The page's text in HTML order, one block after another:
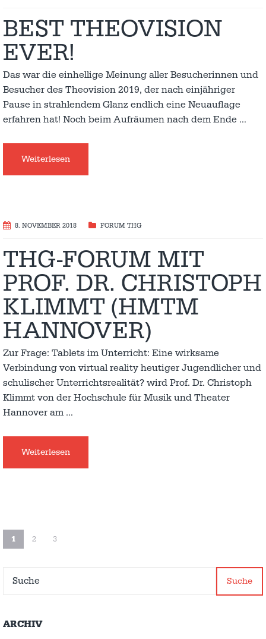
BEST THEOVISION
EVER!
Das war die einhellige Meinung aller Besucherinnen und
Besucher des Theovision 2019, der nach einjähriger
Pause in strahlendem Glanz endlich eine Neuauflage
erfahren hat! Noch beim Aufräumen nach dem Ende …
Weiterlesen
8. NOVEMBER 2018 FORUM THG
THG-FORUM MIT
PROF. DR. CHRISTOPH
KLIMMT (HMTM
HANNOVER)
Zur Frage: Tablets im Unterricht: Eine wirksame
Verbindung von virtual reality heutiger Jugendlicher und
schulischer Unterrichtsrealität? wird Prof. Dr. Christoph
Klimmt von der Hochschule für Musik und Theater
Hannover am …
Weiterlesen
1 2 3
Suche
ARCHIV